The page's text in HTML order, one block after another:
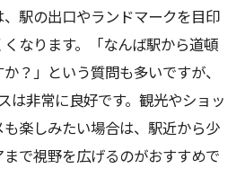
駅の出口やランドマークを目印
なります。「なんば駅から道頓
？」という質問も多いですが、
は非常に良好です。観光やショッ
楽しみたい場合は、駅近から少
で視野を広げるのがおすすめで